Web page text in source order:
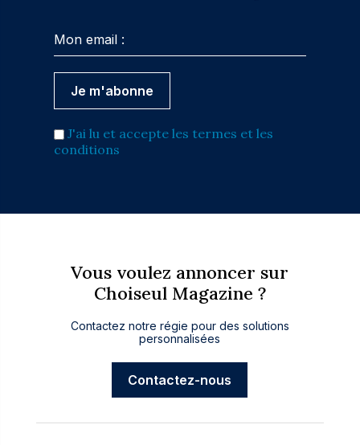
J'ai lu et accepte les termes et les
conditions
Vous voulez annoncer sur
Choiseul Magazine ?
Contactez notre régie pour des solutions
personnalisées
Contactez-nous